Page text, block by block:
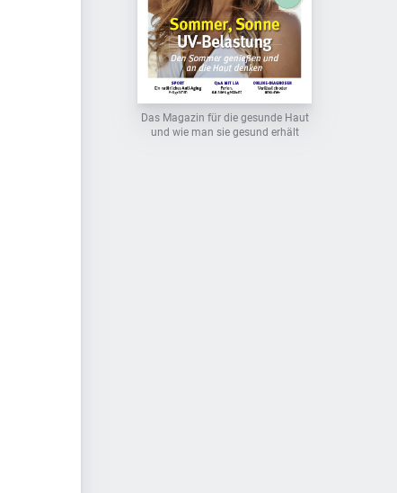
Das Magazin für die gesunde Haut
und wie man sie gesund erhält